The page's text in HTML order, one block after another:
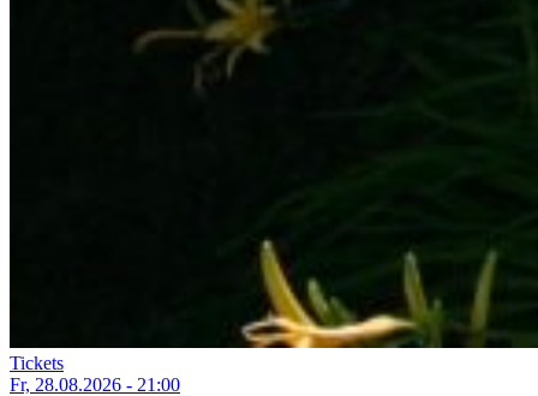
Tickets
Fr, 28.08.2026 - 21:00